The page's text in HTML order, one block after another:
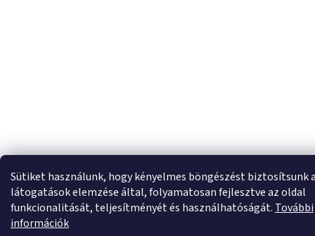
Sütiket használunk, hogy kényelmes böngészést biztosítsunk
látogatások elemzése által, folyamatosan fejlesztve az oldal
funkcionalitását, teljesítményét és használhatóságát. További
információk